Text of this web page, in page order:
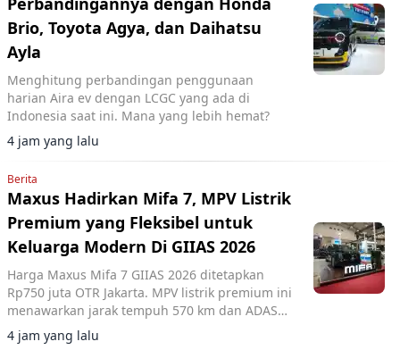
Brio, Toyota Agya, dan Daihatsu
Ayla
Menghitung perbandingan penggunaan
harian Aira ev dengan LCGC yang ada di
Indonesia saat ini. Mana yang lebih hemat?
4 jam yang lalu
Berita
Maxus Hadirkan Mifa 7, MPV Listrik
Premium yang Fleksibel untuk
Keluarga Modern Di GIIAS 2026
Harga Maxus Mifa 7 GIIAS 2026 ditetapkan
Rp750 juta OTR Jakarta. MPV listrik premium ini
menawarkan jarak tempuh 570 km dan ADAS
Level 2+.
4 jam yang lalu